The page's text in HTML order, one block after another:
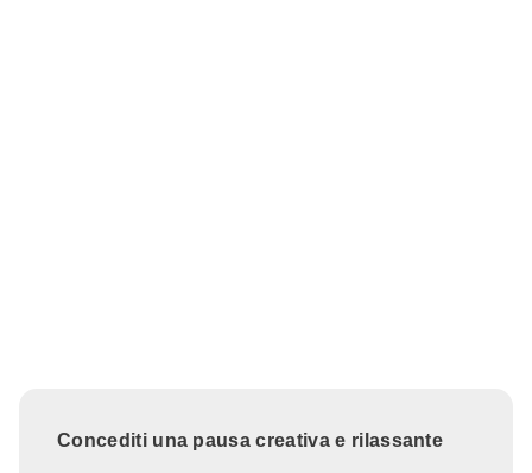
Concediti una pausa creativa e rilassante